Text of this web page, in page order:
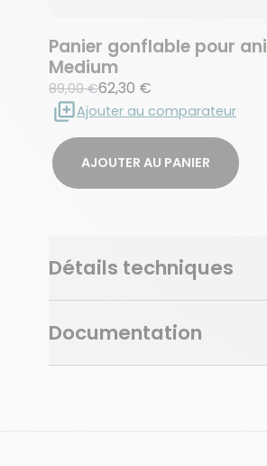
Panier gonflable pour
Medium
89,00 €62,30 €
Ajouter au comparateur
AJOUTER AU PANIER
Détails techniques
Documentation